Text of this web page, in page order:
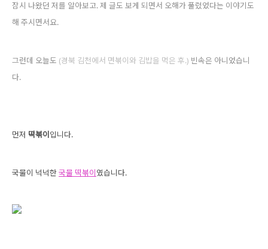
잠시 나왔던 저를 알아보고. 제 글도 보게 되면서 오해가 풀렸었다는 이야기도
해 주시면서요.
그런데 오늘도 (경북 김천에서 면볶이와 김밥을 먹은 후.) 빈속은 아니었습니
다.
먼저 떡볶이 입니다.
국물이 넉넉한국물 떡볶이였습니다.